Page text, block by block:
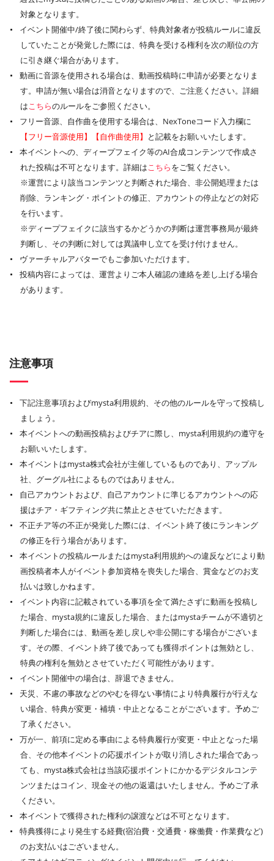
対象となります。
イベント開催中/終了後に関わらず、特典対象者が投稿ルールに違反
していたことが発覚した際には、特典を受ける権利を次の順位の方
に引き継ぐ場合があります。
動画に音源を使用される場合は、動画投稿時に申請が必要となりま
す。申請が無い場合は消音となりますので、ご注意ください。詳細
はこちらのルールをご参照ください。
フリー音源、自作曲を使用する場合は、NexToneコード入力欄に
【フリー音源使用】【自作曲使用】 と記載をお願いいたします。
本イベントへの、ディープフェイク等のAI合成コンテンツで作成さ
れた投稿は不可となります。詳細はこちらをご覧ください。
※運営により該当コンテンツと判断された場合、非公開処理または
削除、ランキング・ポイントの修正、アカウントの停止などの対応
を行います。
※ディープフェイクに該当するかどうかの判断は運営事務局が最終
判断し、その判断に対しては異議申し立てを受け付けません。
ヴァーチャルアバターでもご参加いただけます。
投稿内容によっては、運営よりご本人確認の連絡を差し上げる場合
があります。
注意事項
下記注意事項およびmysta利用規約、その他のルールを守って投稿し
ましょう。
本イベントへの動画投稿およびチアに際し、mysta利用規約の遵守を
お願いいたします。
本イベントはmysta株式会社が主催しているものであり、アップル
社、グーグル社によるものではありません。
自己アカウントおよび、自己アカウントに準じるアカウントへの応
援はチア・ギフティング共に禁止とさせていただきます。
不正チア等の不正が発覚した際には、イベント終了後にランキング
の修正を行う場合があります。
本イベントの投稿ルールまたはmysta利用規約への違反などにより動
画投稿者本人がイベント参加資格を喪失した場合、賞金などのお支
払いは致しかねます。
イベント内容に記載されている事項を全て満たさずに動画を投稿し
た場合、mysta規約に違反した場合、またはmystaチームが不適切と
判断した場合には、動画を差し戻しや非公開にする場合がございま
す。その際、イベント終了後であっても獲得ポイントは無効とし、
特典の権利を無効とさせていただく可能性があります。
イベント開催中の場合は、辞退できません。
天災、不慮の事故などのやむを得ない事情により特典履行が行えな
い場合、特典が変更・補填・中止となることがございます。予めご
了承ください。
万が一、前項に定める事由による特典履行が変更・中止となった場
合、その他本イベントの応援ポイントが取り消しされた場合であっ
ても、mysta株式会社は当該応援ポイントにかかるデジタルコンテ
ンツまたはコイン、現金その他の返還はいたしません。予めご了承
ください。
本イベントで獲得された権利の譲渡などは不可となります。
特典獲得により発生する経費(宿泊費・交通費・稼働費・作業費など)
のお支払いはございません。